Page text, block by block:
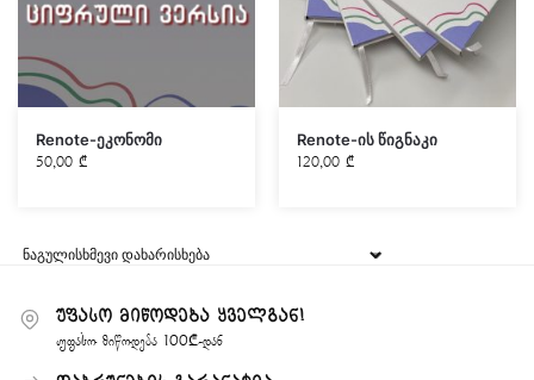
Renote-ეკონომი
50,00 ₾
Renote-ის წიგნაკი
120,00 ₾
უფასო მიწოდება ყველგან!
უფასო მიწოდება 100₾-დან